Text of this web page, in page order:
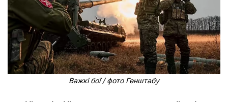
Важкі бої / фото Генштабу